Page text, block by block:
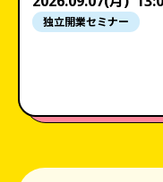
独立開業セミナー